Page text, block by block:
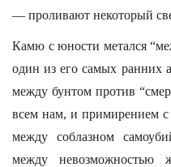
— проливают некоторый
Камю с юности метался
один из его самых ранних
между бунтом против
всем нам, и примирением
между соблазном
между